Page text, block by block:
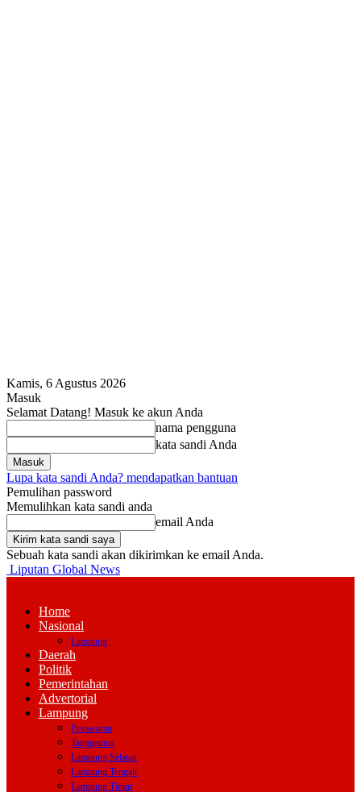
Kamis, 6 Agustus 2026
Masuk
Selamat Datang! Masuk ke akun Anda
nama pengguna
kata sandi Anda
Lupa kata sandi Anda? mendapatkan bantuan
Pemulihan password
Memulihkan kata sandi anda
email Anda
Sebuah kata sandi akan dikirimkan ke email Anda.
Liputan Global News
Home
Nasional
Lampung
Daerah
Politik
Pemerintahan
Advertorial
Lampung
Pesawaran
Tanggamus
Lampung Selatan
Lampung Tengah
Lampung Timur